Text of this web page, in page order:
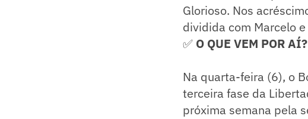
Glorioso. Nos
dividida com Marcelo
✅ O QUE VEM POR AÍ?
Na quarta-feira (6), o
terceira fase da
próxima semana pela